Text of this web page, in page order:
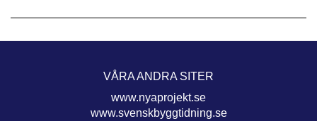
VÅRA ANDRA SITER
www.nyaprojekt.se
www.svenskbyggtidning.se